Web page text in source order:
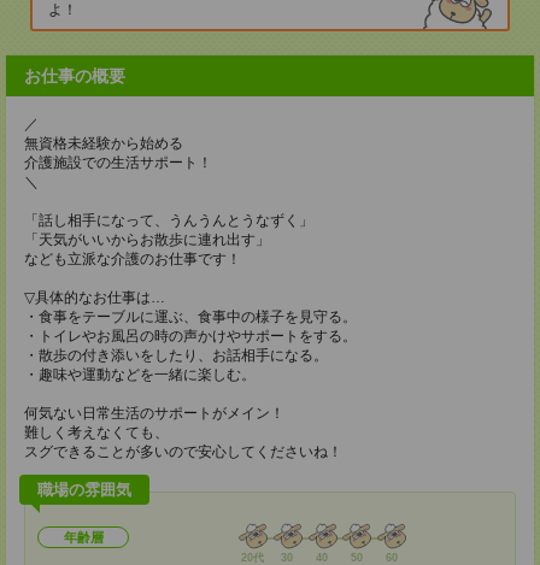
よ！
お仕事の概要
／
無資格未経験から始める
介護施設での生活サポート！
＼
「話し相手になって、うんうんとうなずく」
「天気がいいからお散歩に連れ出す」
なども立派な介護のお仕事です！
▽具体的なお仕事は…
・食事をテーブルに運ぶ、食事中の様子を見守る。
・トイレやお風呂の時の声かけやサポートをする。
・散歩の付き添いをしたり、お話相手になる。
・趣味や運動などを一緒に楽しむ。
何気ない日常生活のサポートがメイン！
難しく考えなくても、
スグできることが多いので安心してくださいね！
職場の雰囲気
年齢層
20代 30 40 50 60